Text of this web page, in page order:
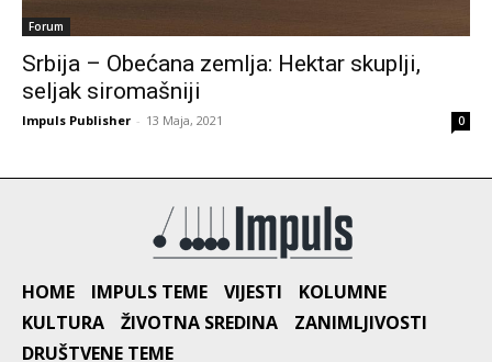
Forum
Srbija – Obećana zemlja: Hektar skuplji,
seljak siromašniji
Impuls Publisher - 13 Maja, 2021 0
HOME IMPULS TEME VIJESTI
KOLUMNE
KULTURA
ŽIVOTNA SREDINA
ZANIMLJIVOSTI
DRUŠTVENE TEME